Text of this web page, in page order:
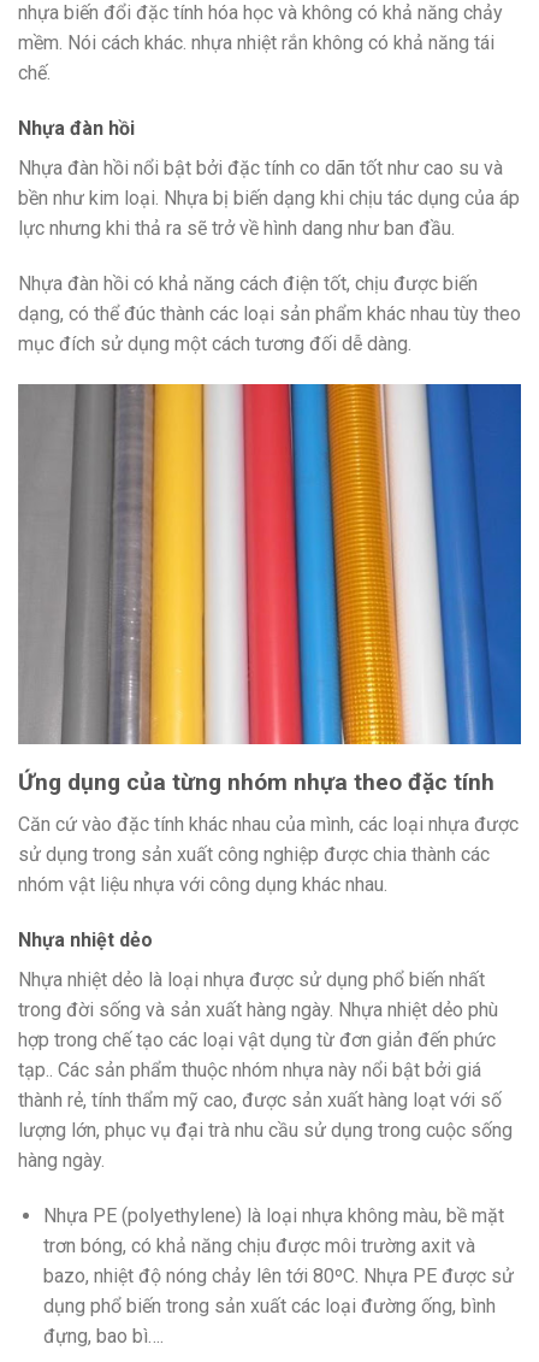
nhựa biến đổi đặc tính hóa học và không có khả năng chảy
mềm. Nói cách khác. nhựa nhiệt rắn không có khả năng tái
chế.
Nhựa đàn hồi
Nhựa đàn hồi nổi bật bởi đặc tính co dãn tốt như cao su và
bền như kim loại. Nhựa bị biến dạng khi chịu tác dụng của áp
lực nhưng khi thả ra sẽ trở về hình dang như ban đầu.
Nhựa đàn hồi có khả năng cách điện tốt, chịu được biến
dạng, có thể đúc thành các loại sản phẩm khác nhau tùy theo
mục đích sử dụng một cách tương đối dễ dàng.
Ứng dụng của từng nhóm nhựa theo đặc tính
Căn cứ vào đặc tính khác nhau của mình, các loại nhựa được
sử dụng trong sản xuất công nghiệp được chia thành các
nhóm vật liệu nhựa với công dụng khác nhau.
Nhựa nhiệt dẻo
Nhựa nhiệt dẻo là loại nhựa được sử dụng phổ biến nhất
trong đời sống và sản xuất hàng ngày. Nhựa nhiệt dẻo phù
hợp trong chế tạo các loại vật dụng từ đơn giản đến phức
tạp.. Các sản phẩm thuộc nhóm nhựa này nổi bật bởi giá
thành rẻ, tính thẩm mỹ cao, được sản xuất hàng loạt với số
lượng lớn, phục vụ đại trà nhu cầu sử dụng trong cuộc sống
hàng ngày.
Nhựa PE (polyethylene) là loại nhựa không màu, bề mặt
trơn bóng, có khả năng chịu được môi trường axit và
bazo, nhiệt độ nóng chảy lên tới 80ºC. Nhựa PE được sử
dụng phổ biến trong sản xuất các loại đường ống, bình
đựng, bao bì….